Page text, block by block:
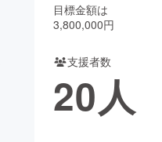
コミュニティ
目標金額は
3,800,000円
支援者数
20人